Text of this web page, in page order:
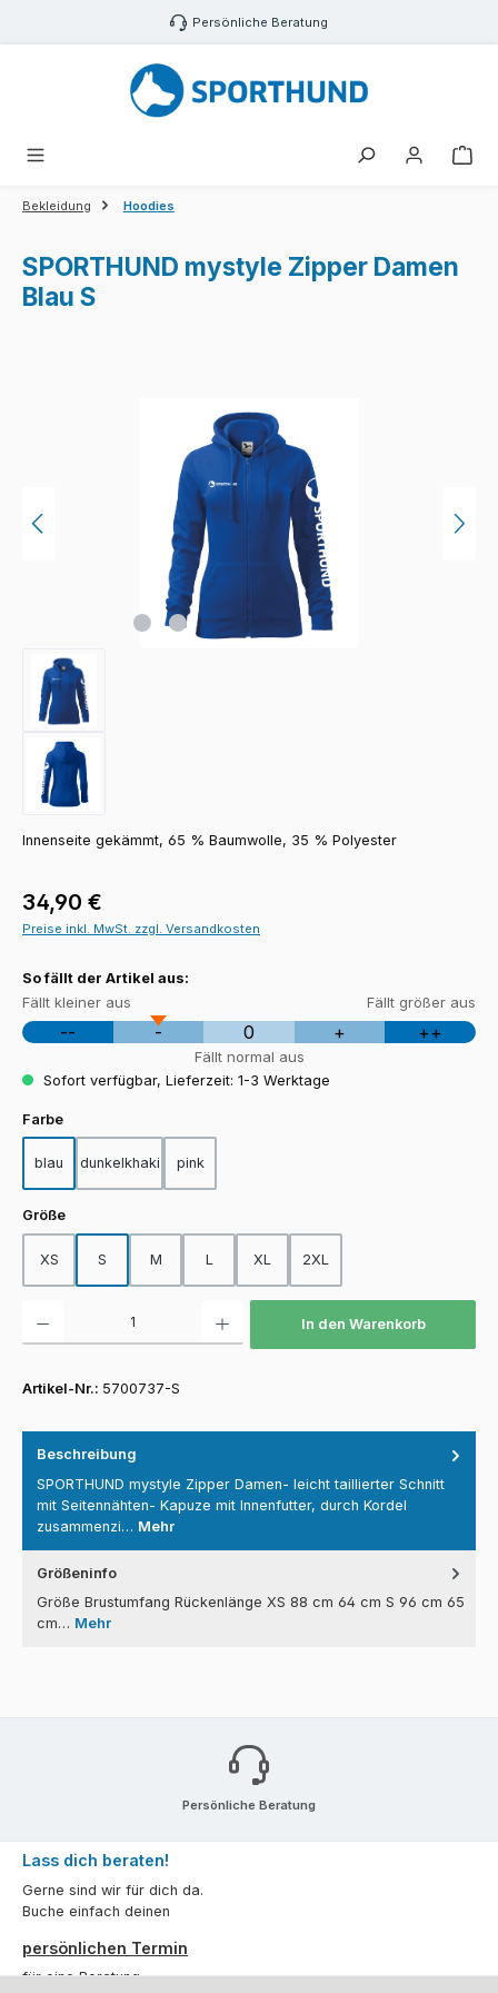
Zum Hauptinhalt springen Persönliche Beratung
Bekleidung Hoodies
SPORTHUND mystyle Zipper Damen
Blau S
Innenseite gekämmt, 65 % Baumwolle, 35 % Polyester
Regulärer Preis:
34,90 €
Preise inkl. MwSt. zzgl. Versandkosten
So fällt der Artikel aus:
Fällt kleiner aus Fällt größer aus
-- - 0 + ++
Fällt normal aus
Sofort verfügbar, Lieferzeit: 1-3 Werktage
Farbeauswählen
blau dunkelkhaki pink
Größeauswählen
XS S M L XL 2XL
In den Warenkorb
Artikel-Nr.: 5700737-S
Beschreibung
SPORTHUND mystyle Zipper Damen- leicht taillierter Schnitt
mit Seitennähten- Kapuze mit Innenfutter, durch Kordel
zusammenzi… Mehr
Größeninfo
Größe Brustumfang Rückenlänge XS 88 cm 64 cm S 96 cm 65
cm… Mehr
Persönliche Beratung
Lass dich beraten!
Gerne sind wir für dich da.
Buche einfach deinen
persönlichen Termin
für eine Beratung.